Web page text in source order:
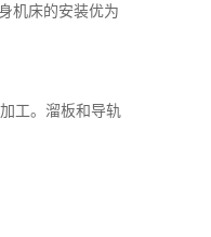
机床的安装优为
工。溜板和导轨